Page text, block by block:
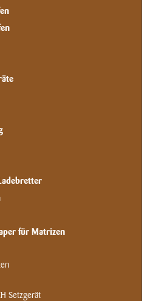
für Matrizen
Setzgerät